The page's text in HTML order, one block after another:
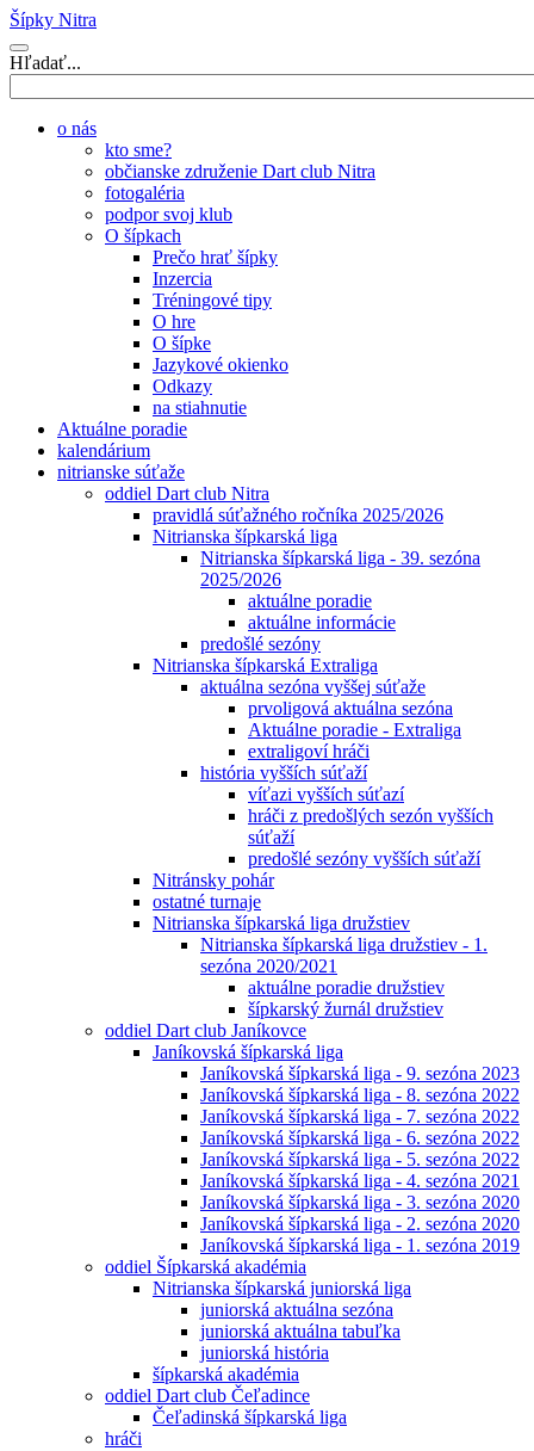
Šípky Nitra
Hľadať...
o nás
kto sme?
občianske združenie Dart club Nitra
fotogaléria
podpor svoj klub
O šípkach
Prečo hrať šípky
Inzercia
Tréningové tipy
O hre
O šípke
Jazykové okienko
Odkazy
na stiahnutie
Aktuálne poradie
kalendárium
nitrianske súťaže
oddiel Dart club Nitra
pravidlá súťažného ročníka 2025/2026
Nitrianska šípkarská liga
Nitrianska šípkarská liga - 39. sezóna
2025/2026
aktuálne poradie
aktuálne informácie
predošlé sezóny
Nitrianska šípkarská Extraliga
aktuálna sezóna vyššej súťaže
prvoligová aktuálna sezóna
Aktuálne poradie - Extraliga
extraligoví hráči
história vyšších súťaží
víťazi vyšších súťazí
hráči z predošlých sezón vyšších
súťaží
predošlé sezóny vyšších súťaží
Nitránsky pohár
ostatné turnaje
Nitrianska šípkarská liga družstiev
Nitrianska šípkarská liga družstiev - 1.
sezóna 2020/2021
aktuálne poradie družstiev
šípkarský žurnál družstiev
oddiel Dart club Janíkovce
Janíkovská šípkarská liga
Janíkovská šípkarská liga - 9. sezóna 2023
Janíkovská šípkarská liga - 8. sezóna 2022
Janíkovská šípkarská liga - 7. sezóna 2022
Janíkovská šípkarská liga - 6. sezóna 2022
Janíkovská šípkarská liga - 5. sezóna 2022
Janíkovská šípkarská liga - 4. sezóna 2021
Janíkovská šípkarská liga - 3. sezóna 2020
Janíkovská šípkarská liga - 2. sezóna 2020
Janíkovská šípkarská liga - 1. sezóna 2019
oddiel Šípkarská akadémia
Nitrianska šípkarská juniorská liga
juniorská aktuálna sezóna
juniorská aktuálna tabuľka
juniorská história
šípkarská akadémia
oddiel Dart club Čeľadince
Čeľadinská šípkarská liga
hráči